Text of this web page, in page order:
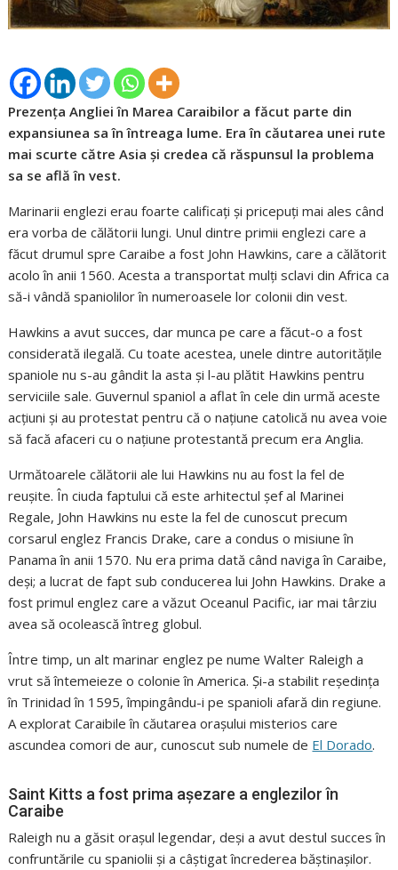
Prezența Angliei în Marea Caraibilor a făcut parte din
expansiunea sa în întreaga lume. Era în căutarea unei rute
mai scurte către Asia și credea că răspunsul la problema
sa se află în vest.
Marinarii englezi erau foarte calificați și pricepuți mai ales când
era vorba de călătorii lungi. Unul dintre primii englezi care a
făcut drumul spre Caraibe a fost John Hawkins, care a călătorit
acolo în anii 1560. Acesta a transportat mulți sclavi din Africa ca
să-i vândă spaniolilor în numeroasele lor colonii din vest.
Hawkins a avut succes, dar munca pe care a făcut-o a fost
considerată ilegală. Cu toate acestea, unele dintre autoritățile
spaniole nu s-au gândit la asta și l-au plătit Hawkins pentru
serviciile sale. Guvernul spaniol a aflat în cele din urmă aceste
acțiuni și au protestat pentru că o națiune catolică nu avea voie
să facă afaceri cu o națiune protestantă precum era Anglia.
Următoarele călătorii ale lui Hawkins nu au fost la fel de
reușite. În ciuda faptului că este arhitectul șef al Marinei
Regale, John Hawkins nu este la fel de cunoscut precum
corsarul englez Francis Drake, care a condus o misiune în
Panama în anii 1570. Nu era prima dată când naviga în Caraibe,
deşi; a lucrat de fapt sub conducerea lui John Hawkins. Drake a
fost primul englez care a văzut Oceanul Pacific, iar mai târziu
avea să ocolească întreg globul.
Între timp, un alt marinar englez pe nume Walter Raleigh a
vrut să întemeieze o colonie în America. Și-a stabilit reședința
în Trinidad în 1595, împingându-i pe spanioli afară din regiune.
A explorat Caraibile în căutarea orașului misterios care
ascundea comori de aur, cunoscut sub numele de El Dorado.
Saint Kitts a fost prima așezare a englezilor în
Caraibe
Raleigh nu a găsit orașul legendar, deși a avut destul succes în
confruntările cu spaniolii și a câștigat încrederea băștinașilor.